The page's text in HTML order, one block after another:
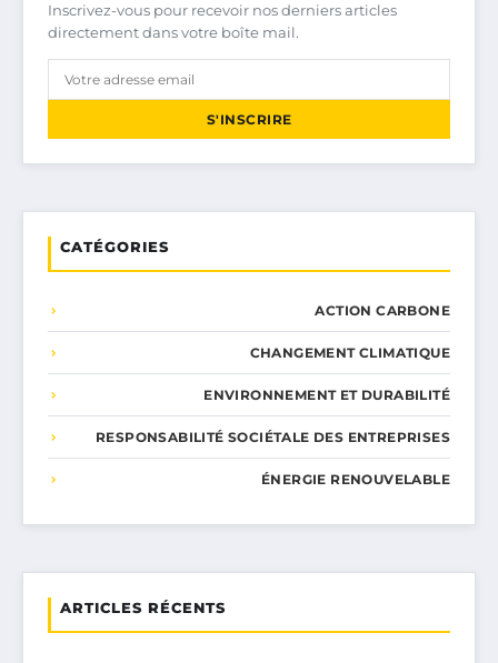
Inscrivez-vous pour recevoir nos derniers articles
directement dans votre boîte mail.
S'INSCRIRE
CATÉGORIES
ACTION CARBONE
CHANGEMENT CLIMATIQUE
ENVIRONNEMENT ET DURABILITÉ
RESPONSABILITÉ SOCIÉTALE DES ENTREPRISES
ÉNERGIE RENOUVELABLE
ARTICLES RÉCENTS